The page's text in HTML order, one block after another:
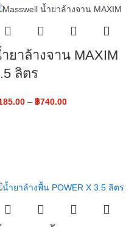
ยาล้างจาน MAXIM
ลิตร
– ฿740.00